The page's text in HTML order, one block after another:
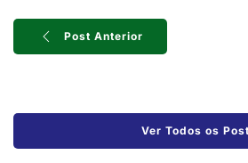
Post Anterior
Ver Todos os